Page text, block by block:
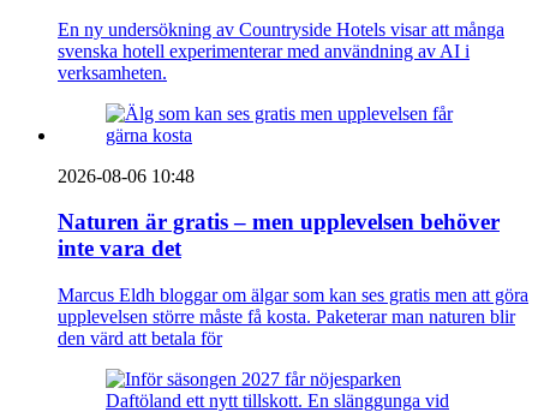
En ny undersökning av Countryside Hotels visar att många
svenska hotell experimenterar med användning av AI i
verksamheten.
2026-08-06 10:48
Naturen är gratis – men upplevelsen behöver
inte vara det
Marcus Eldh bloggar om älgar som kan ses gratis men att göra
upplevelsen större måste få kosta. Paketerar man naturen blir
den värd att betala för